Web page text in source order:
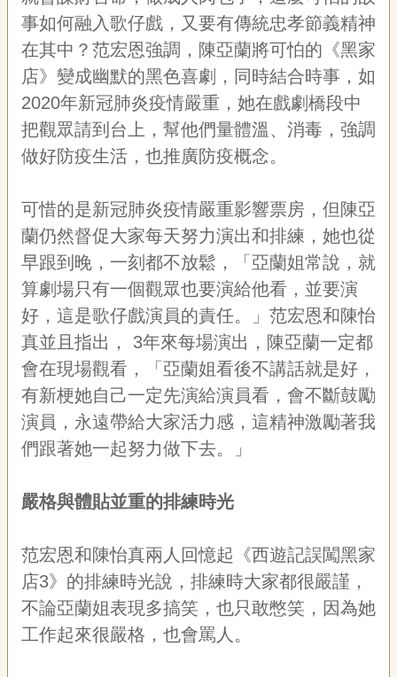
事如何融入歌仔戲，又要有傳統忠孝節義精神
在其中？范宏恩強調，陳亞蘭將可怕的《黑家
店》變成幽默的黑色喜劇，同時結合時事，如
2020年新冠肺炎疫情嚴重，她在戲劇橋段中
把觀眾請到台上，幫他們量體溫、消毒，強調
做好防疫生活，也推廣防疫概念。
可惜的是新冠肺炎疫情嚴重影響票房，但陳亞
蘭仍然督促大家每天努力演出和排練，她也從
早跟到晚，一刻都不放鬆，「亞蘭姐常說，就
算劇場只有一個觀眾也要演給他看，並要演
好，這是歌仔戲演員的責任。」范宏恩和陳怡
真並且指出，
3年來每場演出，陳亞蘭一定都
會在現場觀看，「亞蘭姐看後不講話就是好，
有新梗她自己一定先演給演員看，會不斷鼓勵
演員，永遠帶給大家活力感，這精神激勵著我
們跟著她一起努力做下去。」
嚴格與體貼並重的排練時光
范宏恩和陳怡真兩人回憶起《西遊記誤闖黑家
店3》的排練時光說，排練時大家都很嚴謹，
不論亞蘭姐表現多搞笑，也只敢憋笑，因為她
工作起來很嚴格，也會罵人。